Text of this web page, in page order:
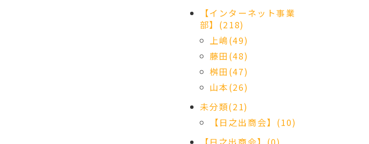
【インターネット事業
部】(218)
上嶋(49)
藤田(48)
桝田(47)
山本(26)
未分類(21)
【日之出商会】(10)